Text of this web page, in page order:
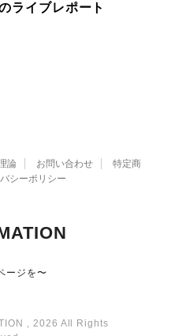
ライブレポート
論 お問い合わせ
特定商
シーポリシー
ージを〜
, 2026 All Rights